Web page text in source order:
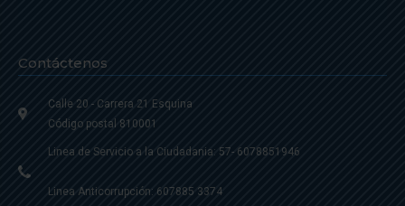
Contáctenos
Calle 20 - Carrera 21 Esquina
Código postal 810001
Linea de Servicio a la Ciudadania: 57- 6078851946
Linea Anticorrupción: 607885 3374